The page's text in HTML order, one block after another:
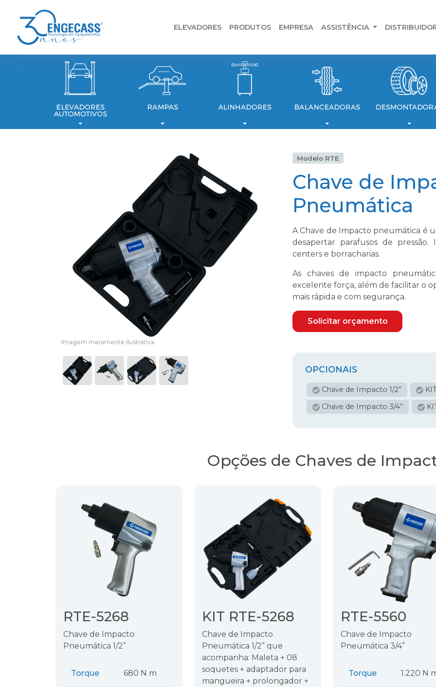
ELEVADORES PRODUTOS EMPRESA ASSISTÊNCIA
Imagem meramente ilustrativa.
Modelo RTE
Chave de
Pneumática
A Chave de Impacto pneumática é
desapertar parafusos de
centers e borracharias.
As chaves de impacto
excelente força, além de facilitar o
mais rápida e com segurança.
Solicitar orçamento
OPCIONAIS
Chave de Impacto 1/2”
Chave de Impacto 3/4”
Opções de Chaves de
RTE-5268
Chave de Impacto
Pneumática 1/2”
Torque 680 N m
KIT RTE-5268
Chave de Impacto
Pneumática 1/2” que
acompanha: Maleta + 08
soquetes + adaptador para
mangueira + prolongador +
RTE-5560
Chave de Impacto
Pneumática 3/4”
Torque 1.220 N